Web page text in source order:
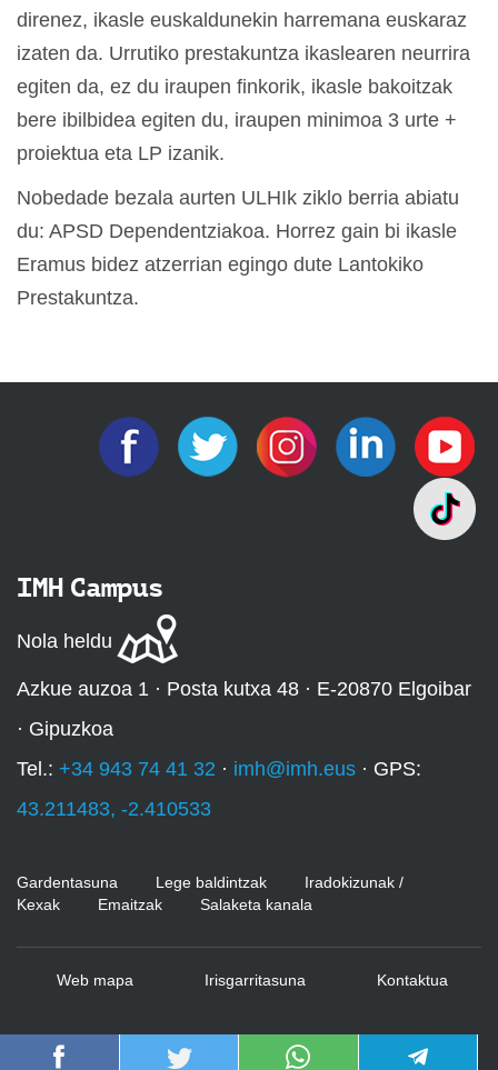
direnez, ikasle euskaldunekin harremana euskaraz
izaten da. Urrutiko prestakuntza ikaslearen neurrira
egiten da, ez du iraupen finkorik, ikasle bakoitzak
bere ibilbidea egiten du, iraupen minimoa 3 urte +
proiektua eta LP izanik.
Nobedade bezala aurten ULHIk ziklo berria abiatu
du: APSD Dependentziakoa. Horrez gain bi ikasle
Eramus bidez atzerrian egingo dute Lantokiko
Prestakuntza.
IMH Campus
Nola heldu
Azkue auzoa 1 · Posta kutxa 48 · E-20870 Elgoibar
· Gipuzkoa
Tel.: +34 943 74 41 32 · imh@imh.eus · GPS:
43.211483, -2.410533
Gardentasuna Lege baldintzak
Iradokizunak /
Kexak
Emaitzak Salaketa kanala
Web mapa Irisgarritasuna Kontaktua